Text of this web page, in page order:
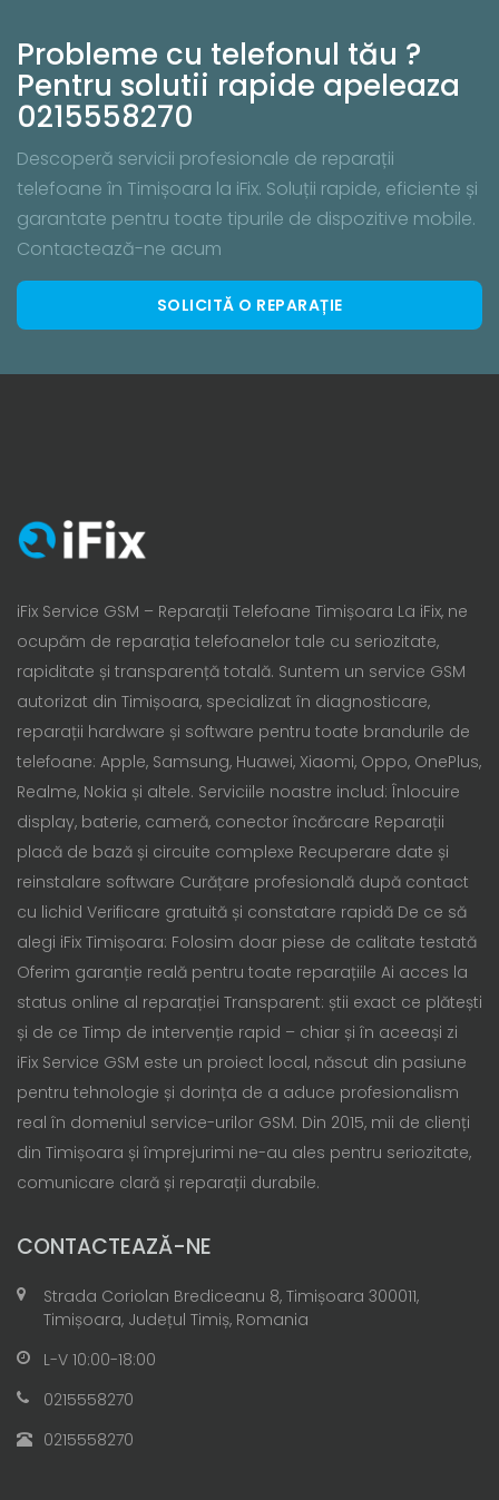
Probleme cu telefonul tău ?
Pentru solutii rapide apeleaza
0215558270
Descoperă servicii profesionale de reparații
telefoane în Timișoara la iFix. Soluții rapide, eficiente și
garantate pentru toate tipurile de dispozitive mobile.
Contactează-ne acum
SOLICITĂ O REPARAȚIE
iFix Service GSM – Reparații Telefoane Timișoara La iFix, ne
ocupăm de reparația telefoanelor tale cu seriozitate,
rapiditate și transparență totală. Suntem un service GSM
autorizat din Timișoara, specializat în diagnosticare,
reparații hardware și software pentru toate brandurile de
telefoane: Apple, Samsung, Huawei, Xiaomi, Oppo, OnePlus,
Realme, Nokia și altele. Serviciile noastre includ: Înlocuire
display, baterie, cameră, conector încărcare Reparații
placă de bază și circuite complexe Recuperare date și
reinstalare software Curățare profesională după contact
cu lichid Verificare gratuită și constatare rapidă De ce să
alegi iFix Timișoara: Folosim doar piese de calitate testată
Oferim garanție reală pentru toate reparațiile Ai acces la
status online al reparației Transparent: știi exact ce plătești
și de ce Timp de intervenție rapid – chiar și în aceeași zi
iFix Service GSM este un proiect local, născut din pasiune
pentru tehnologie și dorința de a aduce profesionalism
real în domeniul service-urilor GSM. Din 2015, mii de clienți
din Timișoara și împrejurimi ne-au ales pentru seriozitate,
comunicare clară și reparații durabile.
CONTACTEAZĂ-NE
Strada Coriolan Brediceanu 8, Timișoara 300011,
Timișoara, Județul Timiș, Romania
L-V 10:00-18:00
0215558270
0215558270